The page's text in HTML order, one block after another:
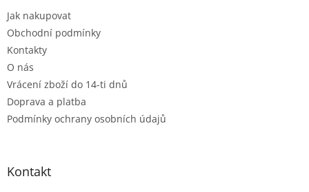
Jak nakupovat
Obchodní podmínky
Kontakty
O nás
Vrácení zboží do 14-ti dnů
Doprava a platba
Podmínky ochrany osobních údajů
Kontakt